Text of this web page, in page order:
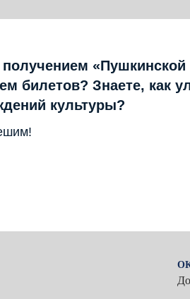
«Пушкинской
билетов? Знаете, как
культуры?